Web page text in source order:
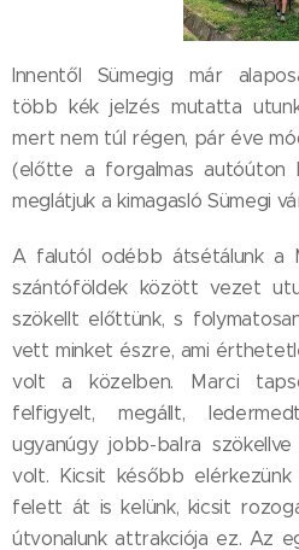
Innentől Sümegig már
több kék jelzés mutatta
mert nem túl régen, pár éve
(előtte a forgalmas autóúton
meglátjuk a kimagasló Sümegi
A falutól odébb átsétálunk a
szántóföldek között vezet
szökellt előttünk, s
vett minket észre, ami
volt a közelben. Marci
felfigyelt, megállt,
ugyanúgy jobb-balra
volt. Kicsit később elérkezünk
felett át is kelünk, kicsit
útvonalunk attrakciója ez. Az